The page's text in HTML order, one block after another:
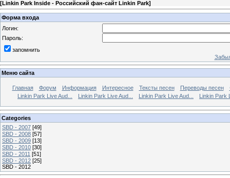
[Linkin Park Inside - Российский фан-сайт Linkin Park]
Форма входа
Логин:
Пароль:
запомнить
Меню сайта
Главная Форум Информация Интересное Тексты песен Переводы песен
Linkin Park Live Aud...
Linkin Park Live Aud... Linkin Park Live Aud... Linkin Park
Categories
SBD - 2007 [49]
SBD - 2008 [57]
SBD - 2009 [13]
SBD - 2010 [30]
SBD - 2011 [51]
SBD - 2012 [25]
SBD - 2012